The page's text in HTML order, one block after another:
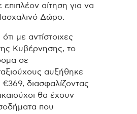
επιπλέον αίτηση για να
Δώρο.
με αντίστοιχες
Κυβέρνησης, το
σε
αυξήθηκε
διασφαλίζοντας
θα έχουν
που